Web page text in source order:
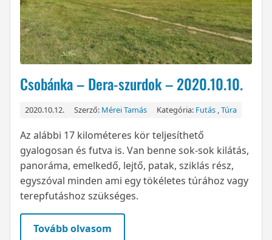
Csobánka – Dera-szurdok – 2020.10.10.
2020.10.12. Szerző: Mérei Tamás Kategória: Futás ,Túra
Az alábbi 17 kilométeres kör teljesíthető
gyalogosan és futva is. Van benne sok-sok kilátás,
panoráma, emelkedő, lejtő, patak, sziklás rész,
egyszóval minden ami egy tökéletes túrához vagy
terepfutáshoz szükséges.
Tovább olvasom